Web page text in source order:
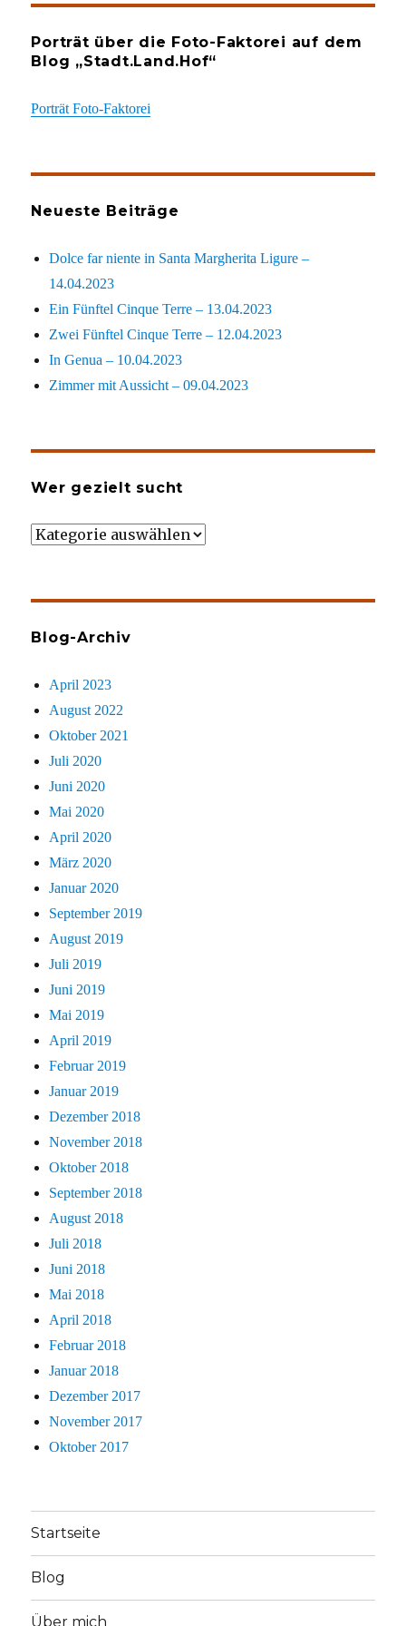
Porträt über die Foto-Faktorei auf dem
Blog „Stadt.Land.Hof“
Porträt Foto-Faktorei
Neueste Beiträge
Dolce far niente in Santa Margherita Ligure –
14.04.2023
Ein Fünftel Cinque Terre – 13.04.2023
Zwei Fünftel Cinque Terre – 12.04.2023
In Genua – 10.04.2023
Zimmer mit Aussicht – 09.04.2023
Wer gezielt sucht
Wer
Blog-Archiv
April 2023
August 2022
Oktober 2021
Juli 2020
Juni 2020
Mai 2020
April 2020
März 2020
Januar 2020
September 2019
August 2019
Juli 2019
Juni 2019
Mai 2019
April 2019
Februar 2019
Januar 2019
Dezember 2018
November 2018
Oktober 2018
September 2018
August 2018
Juli 2018
Juni 2018
Mai 2018
April 2018
Februar 2018
Januar 2018
Dezember 2017
November 2017
Oktober 2017
Startseite
Blog
Über mich